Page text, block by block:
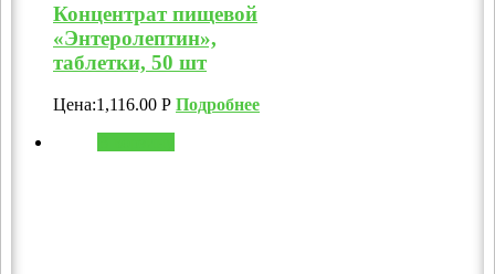
Концентрат пищевой
«Энтеролептин»,
таблетки, 50 шт
Цена:1,116.00 Р Подробнее